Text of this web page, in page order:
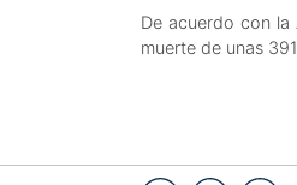
De acuerdo con la
muerte de unas